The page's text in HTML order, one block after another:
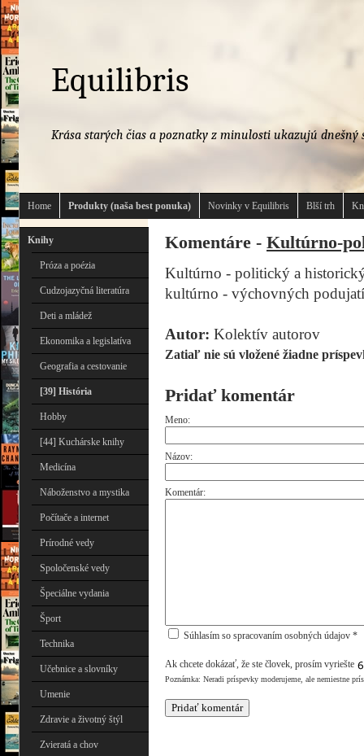
Equilibris
Krása starých čias a poznatky z minulosti ukazujú dnešný
Home Produkty (naša best ponuka) Novinky v Equilibris Blší trh
Knihy
Próza a poézia
Cudzojazyčná literatúra
Deti a mládež
Ekonomika a legislatíva
Geografia a cestovanie
[39] História
Hobby
[44] Kuchárske knihy
Medicína
Náboženstvo a mystika
Počítače a internet
Prírodné vedy
Spoločenské vedy
Špeciálne vydania
Šport
Technika
Učebnice a slovníky
Umenie
Zdravie a životný štýl
Zvieratá a chov
Komentáre - Kultúrno-
Kultúrno - politický a
kultúrno - výchovných
Autor: Kolektív autorov
Zatiaľ nie sú vložené žiadne
Pridať komentár
Meno:
Názov:
Komentár:
Súhlasím so spracovaním osobných údajov *
Ak chcete dokázať, že ste človek, prosím vyriešte
Poznámka: Neradi príspevky moderujeme, ale nemiestne